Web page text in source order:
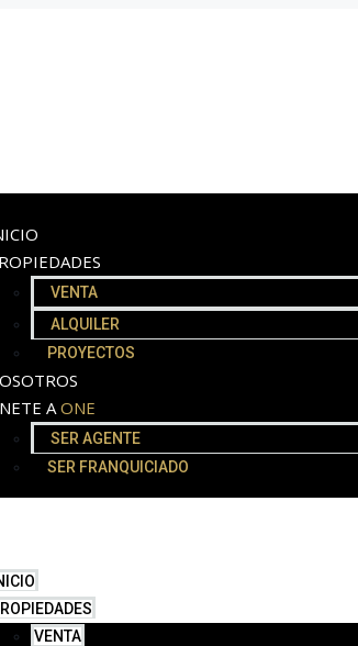
VENTA
ALQUILER
PROYECTOS
AONE
SER AGENTE
SER FRANQUICIADO
VENTA